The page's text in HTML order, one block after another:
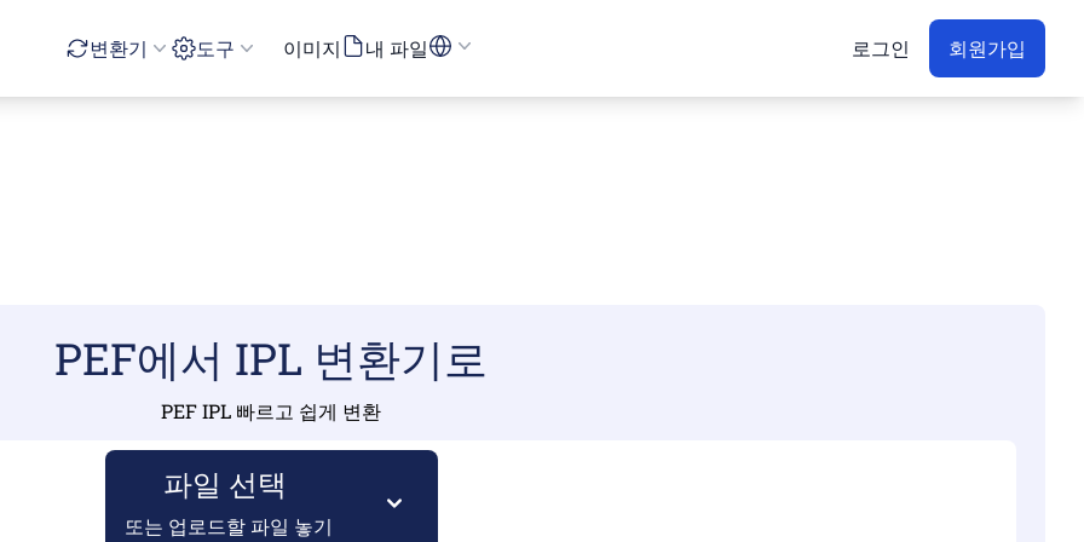
변환기 도구 이미지 내 파일 로그인 회원가입
PEF에서 IPL 변환기로
PEF IPL 빠르고 쉽게 변환
파일 선택
또는 업로드할 파일 놓기